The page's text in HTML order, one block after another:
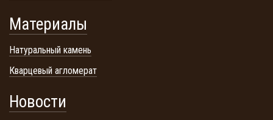
Материалы
Натуральный камень
Кварцевый агломерат
Новости